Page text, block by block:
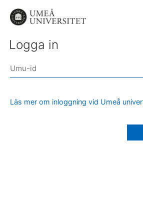
Logga in
Läs mer om inloggning vid Umeå